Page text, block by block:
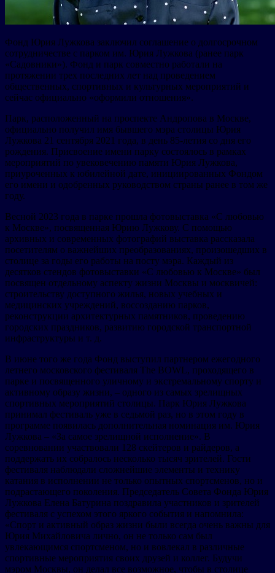
Фонд Юрия Лужкова заключил соглашение о долгосрочном
сотрудничестве с парком им. Юрия Лужкова (ранее парк
«Садовники»). Фонд и парк совместно работали на
протяжении трех последних лет над проведением
общественных, спортивных и культурных мероприятий и
сейчас официально «оформили отношения».
Парк, расположенный на проспекте Андропова в Москве,
официально получил имя бывшего мэра столицы Юрия
Лужкова 21 сентября 2021 года, в день 85-летия со дня его
рождения. Присвоение имени парку состоялось в рамках
мероприятий по увековечению памяти Юрия Лужкова,
приуроченных к юбилейной дате, инициированных Фондом
его имени и одобренных руководством страны ранее в том же
году.
Весной 2023 года в парке прошла фотовыставка «С любовью
к Москве», посвященная Юрию Лужкову. С помощью
архивных и современных фотографий выставка рассказала
посетителям о важнейших преобразованиях, произошедших в
столице за годы его работы на посту мэра. Каждый из
десятков стендов фотовыставки «С любовью к Москве» был
посвящен отдельному аспекту жизни Москвы и москвичей:
строительству доступного жилья, новых учебных и
медицинских учреждений, воссозданию парков,
реконструкции архитектурных памятников, проведению
городских праздников, развитию городской транспортной
инфраструктуры и т. д.
В июне того же года Фонд выступил партнером ежегодного
летнего московского фестиваля The BOWL, проходящего в
парке и посвященного уличному и экстремальному спорту и
активному образу жизни, – одного из самых зрелищных
спортивных мероприятий столицы. Парк Юрия Лужкова
принимал фестиваль уже в седьмой раз, но в этом году в
программе появилась дополнительная номинация им. Юрия
Лужкова – «За самое зрелищной исполнение». В
соревновании участвовали 128 скейтеров и райдеров, а
поддержать их собралось несколько тысяч зрителей. Гости
фестиваля наблюдали сложнейшие элементы и технику
катания в исполнении не только опытных спортсменов, но и
подрастающего поколения. Председатель Совета Фонда Юрия
Лужкова Елена Батурина поздравила участников и зрителей
фестиваля с успехом этого яркого события и напомнила:
«Спорт и активный образ жизни были всегда очень важны для
Юрия Михайловича лично, он не только сам был
увлекающимся спортсменом, но и вовлекал в различные
спортивные мероприятия своих друзей и коллег. Будучи
мэром Москвы, он делал все возможное, чтобы в столице